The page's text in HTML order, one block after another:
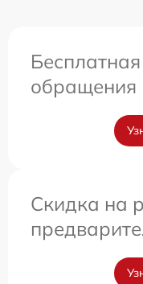
обращения
Скидка на